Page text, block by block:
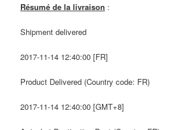
Résumé de la livraison :
Shipment delivered
2017-11-14 12:40:00 [FR]
Product Delivered (Country code: FR)
2017-11-14 12:40:00 [GMT+8]